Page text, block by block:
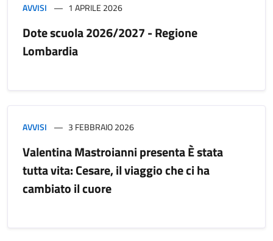
AVVISI 1 APRILE 2026
Dote scuola 2026/2027 - Regione
Lombardia
AVVISI 3 FEBBRAIO 2026
Valentina Mastroianni presenta È stata
tutta vita: Cesare, il viaggio che ci ha
cambiato il cuore